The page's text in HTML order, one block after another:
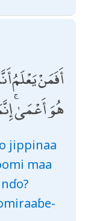
أَفَمَنْ يَعْلَمُ
هُوَ أَعْمَىٰ
jippinaa
maa